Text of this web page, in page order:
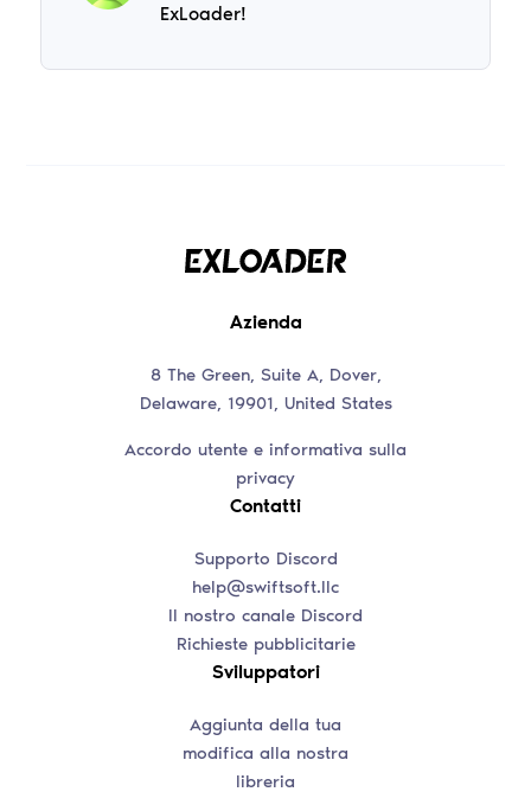
ExLoader!
Azienda
8 The Green, Suite A, Dover,
Delaware, 19901, United States
Accordo utente e informativa sulla
privacy
Contatti
Supporto Discord
help@swiftsoft.llc
Il nostro canale Discord
Richieste pubblicitarie
Sviluppatori
Aggiunta della tua
modifica alla nostra
libreria